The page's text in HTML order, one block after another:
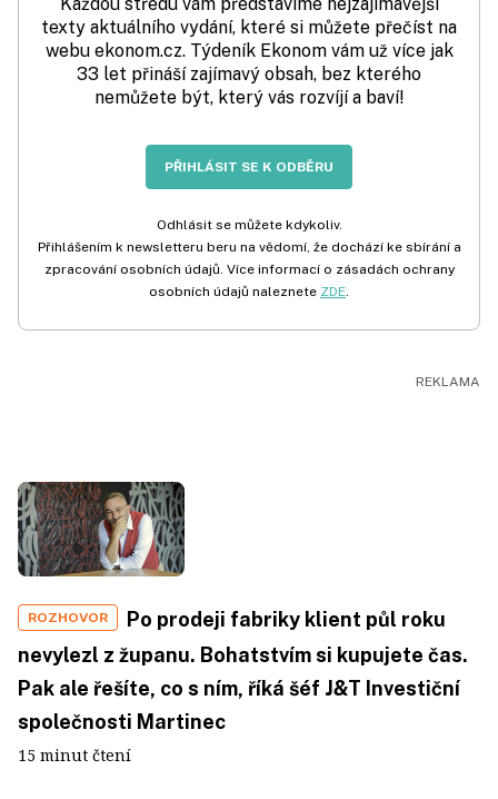
texty aktuálního vydání, které si můžete přečíst na
webu ekonom.cz. Týdeník Ekonom vám už více jak
33 let přináší zajímavý obsah, bez kterého
nemůžete být, který vás rozvíjí a baví!
PŘIHLÁSIT SE K ODBĚRU
Odhlásit se můžete kdykoliv.
Přihlášením k newsletteru beru na vědomí, že dochází ke sbírání a
zpracování osobních údajů. Více informací o zásadách ochrany
osobních údajů naleznete ZDE.
ROZHOVOR
Po prodeji fabriky klient půl roku
nevylezl z županu. Bohatstvím si kupujete čas.
Pak ale řešíte, co s ním, říká šéf J&T Investiční
společnosti Martinec
15 minut čtení